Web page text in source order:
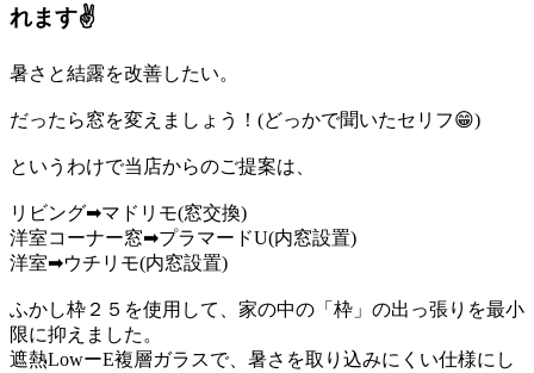
れます✌
暑さと結露を改善したい。
だったら窓を変えましょう！(どっかで聞いたセリフ😁)
というわけで当店からのご提案は、
リビング➡マドリモ(窓交換)
洋室コーナー窓➡プラマードU(内窓設置)
洋室➡ウチリモ(内窓設置)
ふかし枠２５を使用して、家の中の「枠」の出っ張りを最小
限に抑えました。
遮熱LowーE複層ガラスで、暑さを取り込みにくい仕様にし